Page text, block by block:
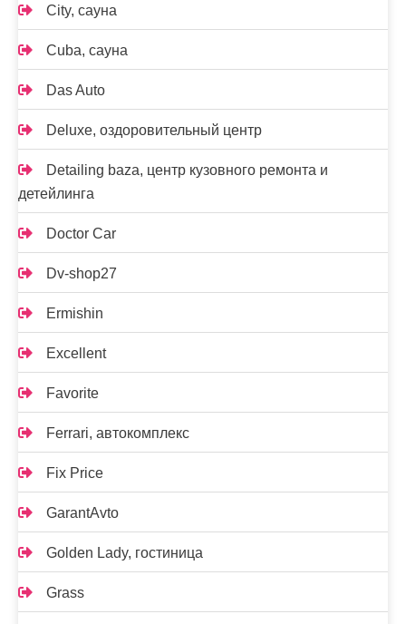
City, сауна
Cuba, сауна
Das Auto
Deluxe, оздоровительный центр
Detailing baza, центр кузовного ремонта и
детейлинга
Doctor Car
Dv-shop27
Ermishin
Excellent
Favorite
Ferrari, автокомплекс
Fix Price
GarantAvto
Golden Lady, гостиница
Grass